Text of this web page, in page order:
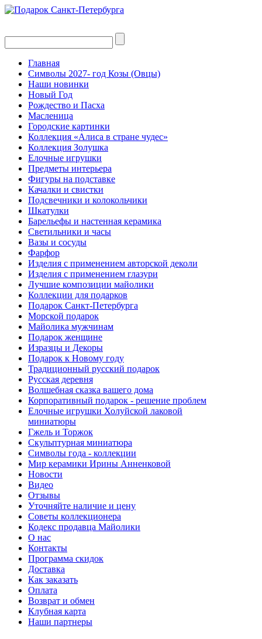
Главная
Символы 2027- год Козы (Овцы)
Наши новинки
Новый Год
Рождество и Пасха
Масленица
Городские картинки
Коллекция «Алиса в стране чудес»
Коллекция Золушка
Елочные игрушки
Предметы интерьера
Фигуры на подставке
Качалки и свистки
Подсвечники и колокольчики
Шкатулки
Барельефы и настенная керамика
Светильники и часы
Вазы и сосуды
Фарфор
Изделия с применением авторской деколи
Изделия с применением глазури
Лучшие композиции майолики
Коллекции для подарков
Подарок Санкт-Петербурга
Морской подарок
Майолика мужчинам
Подарок женщине
Изразцы и Декоры
Подарок к Новому году
Традиционный русский подарок
Русская деревня
Волшебная сказка вашего дома
Корпоративный подарок - решение проблем
Елочные игрушки Холуйской лаковой
миниатюры
Гжель и Торжок
Скульптурная миниатюра
Символы года - коллекции
Мир керамики Ирины Анненковой
Новости
Видео
Отзывы
Уточняйте наличие и цену
Советы коллекционера
Кодекс продавца Майолики
О нас
Контакты
Программа скидок
Доставка
Как заказать
Оплата
Возврат и обмен
Клубная карта
Наши партнеры